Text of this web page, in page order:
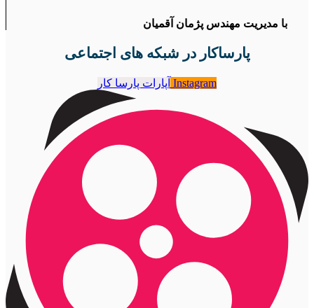
با مدیریت مهندس پژمان آقمیان
پارساکار در شبکه های اجتماعی
Instagram آپارات پارسا کار